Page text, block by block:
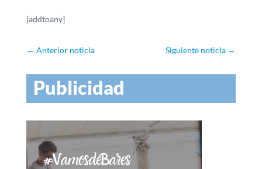
[addtoany]
← Anterior noticia Siguiente noticia →
Publicidad